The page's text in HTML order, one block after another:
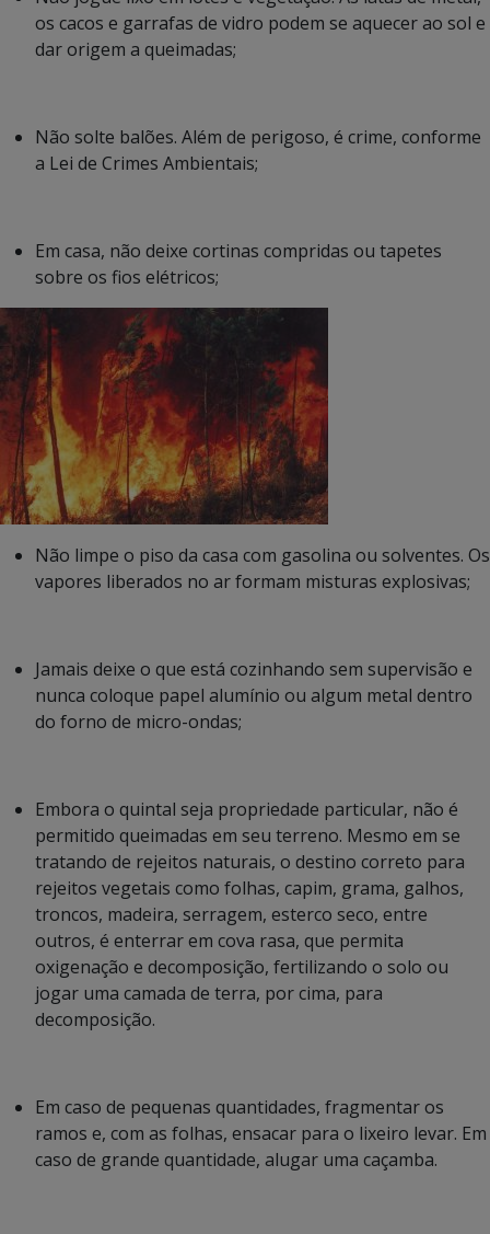
os cacos e garrafas de vidro podem se aquecer ao sol e
dar origem a queimadas;
Não solte balões. Além de perigoso, é crime, conforme
a Lei de Crimes Ambientais;
Em casa, não deixe cortinas compridas ou tapetes
sobre os fios elétricos;
Não limpe o piso da casa com gasolina ou solventes. Os
vapores liberados no ar formam misturas explosivas;
Jamais deixe o que está cozinhando sem supervisão e
nunca coloque papel alumínio ou algum metal dentro
do forno de micro-ondas;
Embora o quintal seja propriedade particular, não é
permitido queimadas em seu terreno. Mesmo em se
tratando de rejeitos naturais, o destino correto para
rejeitos vegetais como folhas, capim, grama, galhos,
troncos, madeira, serragem, esterco seco, entre
outros, é enterrar em cova rasa, que permita
oxigenação e decomposição, fertilizando o solo ou
jogar uma camada de terra, por cima, para
decomposição.
Em caso de pequenas quantidades, fragmentar os
ramos e, com as folhas, ensacar para o lixeiro levar. Em
caso de grande quantidade, alugar uma caçamba.